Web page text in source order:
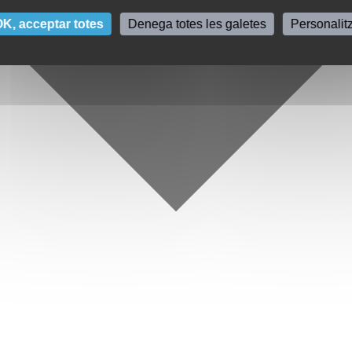
acceptar totes Denega totes les galetes